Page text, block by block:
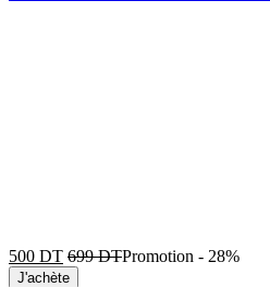
500 DT 699DTPromotion - 28%
J'achète